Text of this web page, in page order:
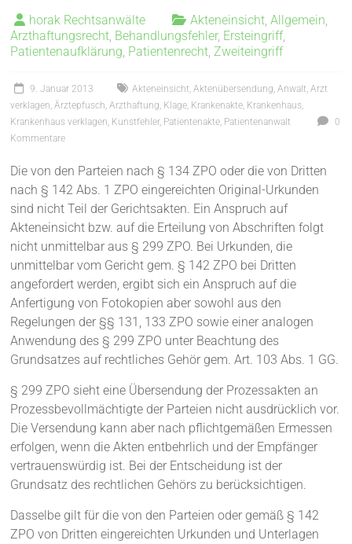
horak Rechtsanwälte Akteneinsicht ,Allgemein
Arzthaftungsrecht Behandlungsfehler, Ersteingriff,
Patientenaufklärung Patientenrecht Zweiteingriff
9. Januar 2013 Akteneinsicht ,Aktenübersendung ,Anwalt ,Arzt
verklagen ,Ärztepfusch ,Arzthaftung Klage Krankenakte Krankenhaus
Krankenhaus verklagen Kunstfehler, Patientenakte Patientenanwalt
0
Kommentare
Die von den Parteien nach § 134 ZPO oder die von Dritten
nach § 142 Abs. 1 ZPO eingereichten Original-Urkunden
sind nicht Teil der Gerichtsakten. Ein Anspruch auf
Akteneinsicht bzw. auf die Erteilung von Abschriften folgt
nicht unmittelbar aus § 299 ZPO. Bei Urkunden, die
unmittelbar vom Gericht gem. § 142 ZPO bei Dritten
angefordert werden, ergibt sich ein Anspruch auf die
Anfertigung von Fotokopien aber sowohl aus den
Regelungen der §§ 131, 133 ZPO sowie einer analogen
Anwendung des § 299 ZPO unter Beachtung des
Grundsatzes auf rechtliches Gehör gem. Art. 103 Abs. 1 GG.
§ 299 ZPO sieht eine Übersendung der Prozessakten an
Prozessbevollmächtigte der Parteien nicht ausdrücklich vor.
Die Versendung kann aber nach pflichtgemäßen Ermessen
erfolgen, wenn die Akten entbehrlich und der Empfänger
vertrauenswürdig ist. Bei der Entscheidung ist der
Grundsatz des rechtlichen Gehörs zu berücksichtigen.
Dasselbe gilt für die von den Parteien oder gemäß § 142
ZPO von Dritten eingereichten Urkunden und Unterlagen